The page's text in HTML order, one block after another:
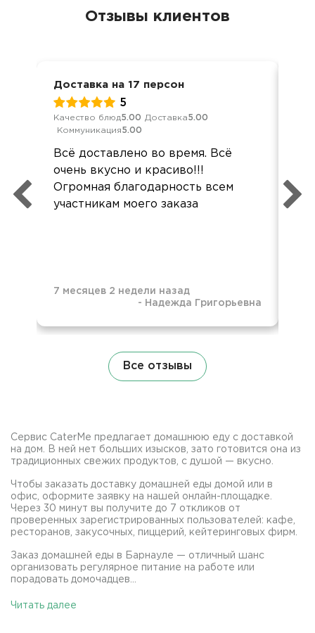
Отзывы клиентов
Доставка на 17 персон
5
Качество блюд5.00 Доставка5.00
Коммуникация5.00
Всё доставлено во время. Всё
очень вкусно и красиво!!!
Огромная благодарность всем
участникам моего заказа
7 месяцев 2 недели назад
- Надежда Григорьевна
Все отзывы
Сервис CaterMe предлагает домашнюю еду с доставкой
на дом. В ней нет больших изысков, зато готовится она из
традиционных свежих продуктов, с душой — вкусно.
Чтобы заказать доставку домашней еды домой или в
офис, оформите заявку на нашей онлайн-площадке.
Через 30 минут вы получите до 7 откликов от
проверенных зарегистрированных пользователей: кафе,
ресторанов, закусочных, пиццерий, кейтеринговых фирм.
Заказ домашней еды в Барнауле — отличный шанс
организовать регулярное питание на работе или
порадовать домочадцев...
Читать далее